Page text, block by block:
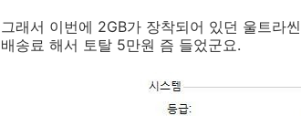
그래서 이번에 2GB가 장착되어 있던 울트라
배송료 해서 토탈 5만원 즘 들었군요.